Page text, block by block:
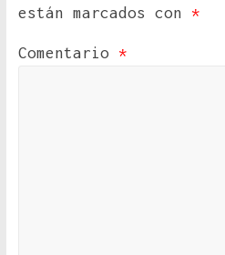
están marcados con *
Comentario *